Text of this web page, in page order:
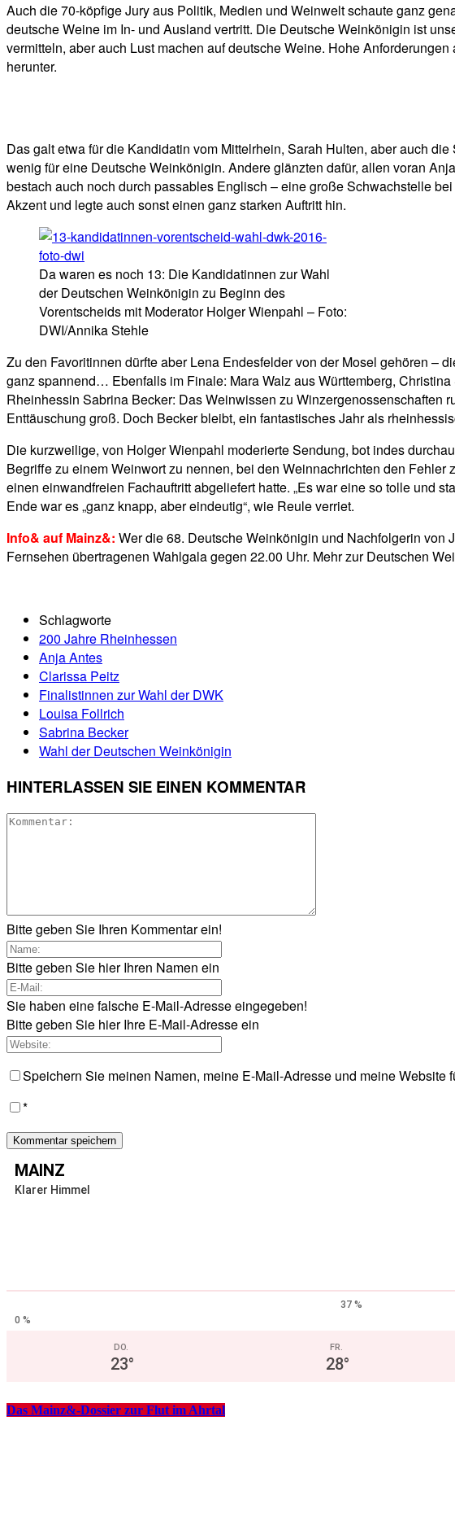
Auch die 70-köpfige Jury aus Politik, Medien und Weinwelt schaute ganz
deutsche Weine im In- und Ausland vertritt. Die Deutsche Weinkönigin ist
vermitteln, aber auch Lust machen auf deutsche Weine. Hohe
herunter.
Das galt etwa für die Kandidatin vom Mittelrhein, Sarah Hulten, aber auch
wenig für eine Deutsche Weinkönigin. Andere glänzten dafür, allen voran
bestach auch noch durch passables Englisch – eine große Schwachstelle
Akzent und legte auch sonst einen ganz starken Auftritt hin.
Da waren es noch 13: Die Kandidatinnen zur Wahl
der Deutschen Weinkönigin zu Beginn des
Vorentscheids mit Moderator Holger Wienpahl – Foto:
DWI/Annika Stehle
Zu den Favoritinnen dürfte aber Lena Endesfelder von der Mosel gehören –
ganz spannend… Ebenfalls im Finale: Mara Walz aus Württemberg,
Rheinhessin Sabrina Becker: Das Weinwissen zu Winzergenossenschaften
Enttäuschung groß. Doch Becker bleibt, ein fantastisches Jahr als
Die kurzweilige, von Holger Wienpahl moderierte Sendung, bot indes
Begriffe zu einem Weinwort zu nennen, bei den Weinnachrichten den
einen einwandfreien Fachauftritt abgeliefert hatte. „Es war eine so tolle und
Ende war es „ganz knapp, aber eindeutig“, wie Reule verriet.
Info& auf Mainz&: Wer die 68. Deutsche Weinkönigin und Nachfolgerin von
Fernsehen übertragenen Wahlgala gegen 22.00 Uhr. Mehr zur Deutschen
Schlagworte
200 Jahre Rheinhessen
Anja Antes
Clarissa Peitz
Finalistinnen zur Wahl der DWK
Louisa Follrich
Sabrina Becker
Wahl der Deutschen Weinkönigin
HINTERLASSEN SIE EINEN KOMMENTAR
Bitte geben Sie Ihren Kommentar ein!
Bitte geben Sie hier Ihren Namen ein
Sie haben eine falsche E-Mail-Adresse eingegeben!
Bitte geben Sie hier Ihre E-Mail-Adresse ein
Speichern Sie meinen Namen, meine E-Mail-Adresse und meine Website
*
MAINZ
Klarer Himmel
37 %
0 %
DO.
23°
FR.
28°
Das Mainz&-Dossier zur Flut im Ahrtal